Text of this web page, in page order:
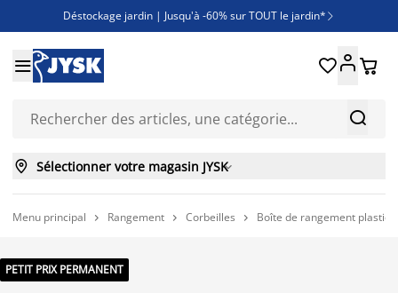
Déstockage jardin | Jusqu'à -60% sur TOUT le jardin* 
Jusqu'à -50% sur une sélection literie
Découvrez les nouveautés de la collection


 
 Sélectionner votre magasin JYSK
Menu principal  Rangement  Corbeilles  Boîte de rangement
PETIT PRIX PERMANENT